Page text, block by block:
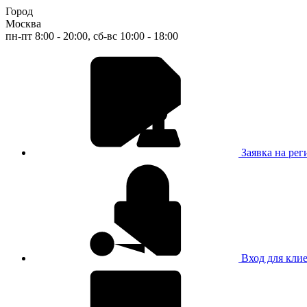
Город
Москва
пн-пт 8:00 - 20:00, сб-вс 10:00 - 18:00
Заявка на
Вход для